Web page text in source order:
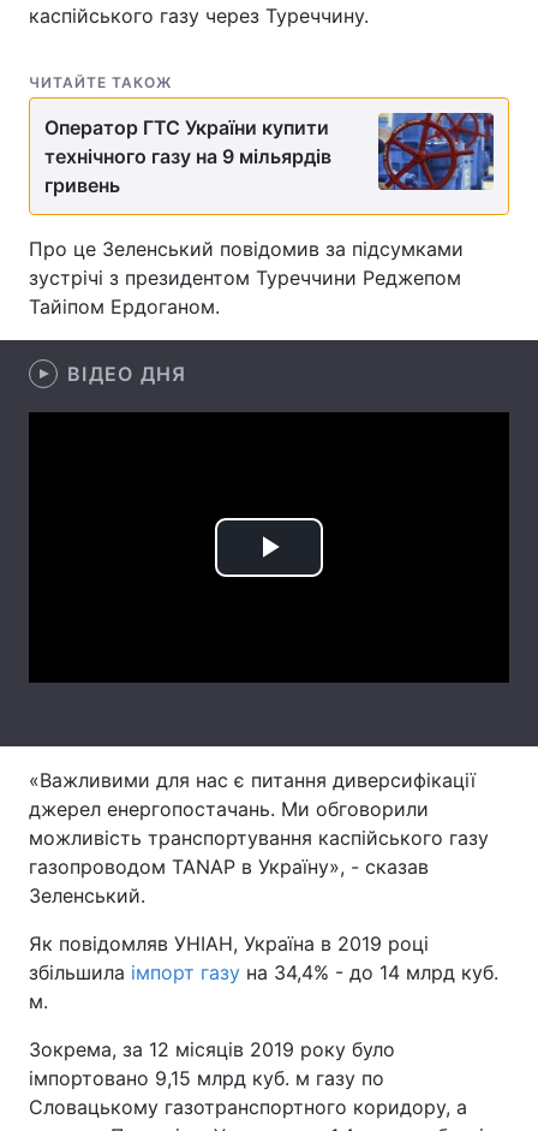
Економіка
Спорт Наука
Техно і зв'язок
Зброя Інциденти
Здоров'я
Цікавинки
Екологія Регіони
Статті
Послуги
каспійського газу через Туреччину.
ЧИТАЙТЕ ТАКОЖ
Оператор ГТС України купити
технічного газу на 9 мільярдів
гривень
Про це Зеленський повідомив за підсумками
зустрічі з президентом Туреччини Реджепом
Тайіпом Ердоганом.
ВІДЕО ДНЯ
Play
«Важливими для нас є питання диверсифікації
джерел енергопостачань. Ми обговорили
можливість транспортування каспійського газу
газопроводом TANAP в Україну», - сказав
Зеленський.
Як повідомляв УНІАН, Україна в 2019 році
збільшила імпорт газу на 34,4% - до 14 млрд куб.
м.
Зокрема, за 12 місяців 2019 року було
імпортовано 9,15 млрд куб. м газу по
Словацькому газотранспортного коридору, а